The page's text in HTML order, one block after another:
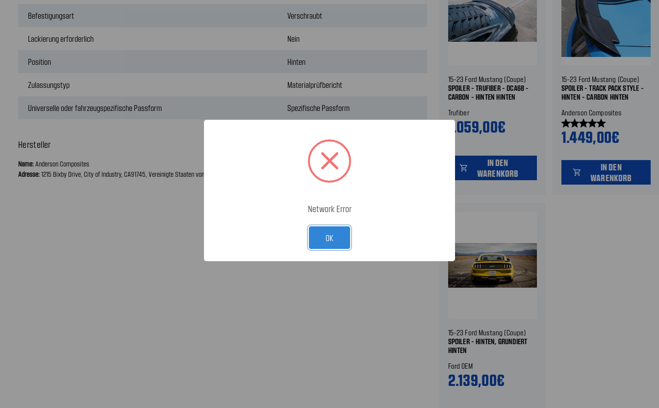
Befestigungsart Verschraubt
Lackierung erforderlich Nein
Position Hinten
Zulassungstyp Materialprüfbericht
Universelle oder fahrzeugspezifische Passform Spezifische Passform
Hersteller
Name:Anderson Composites
Adresse:1215 Bixby Drive, City of Industry, CA91745, Vereinigte Staaten von Amerika
15-23 Ford Mustang (Coupe)
SPOILER - TRUFIBER - DCA68 -
CARBON - HINTEN HINTEN
Trufiber
1.059,00€
shopping_cart
IN DEN
WARENKORB
15-23 Ford Mustang (Coupe)
SPOILER - TRACK PACK STYLE -
HINTEN - CARBON HINTEN
Anderson Composites
starstarstarstarstar
1.449,00€
shopping_cart
IN DEN
WARENKORB
15-23 Ford Mustang (Coupe)
SPOILER - HINTEN, GRUNDIERT
HINTEN
Ford OEM
2.139,00€
Network Error
OK